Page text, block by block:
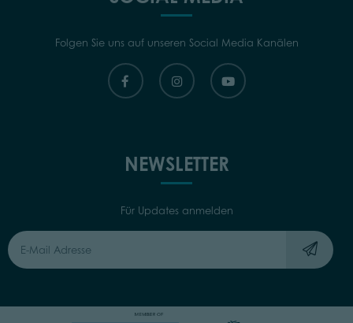
Folgen Sie uns auf unseren Social Media Kanälen
NEWSLETTER
Für Updates anmelden